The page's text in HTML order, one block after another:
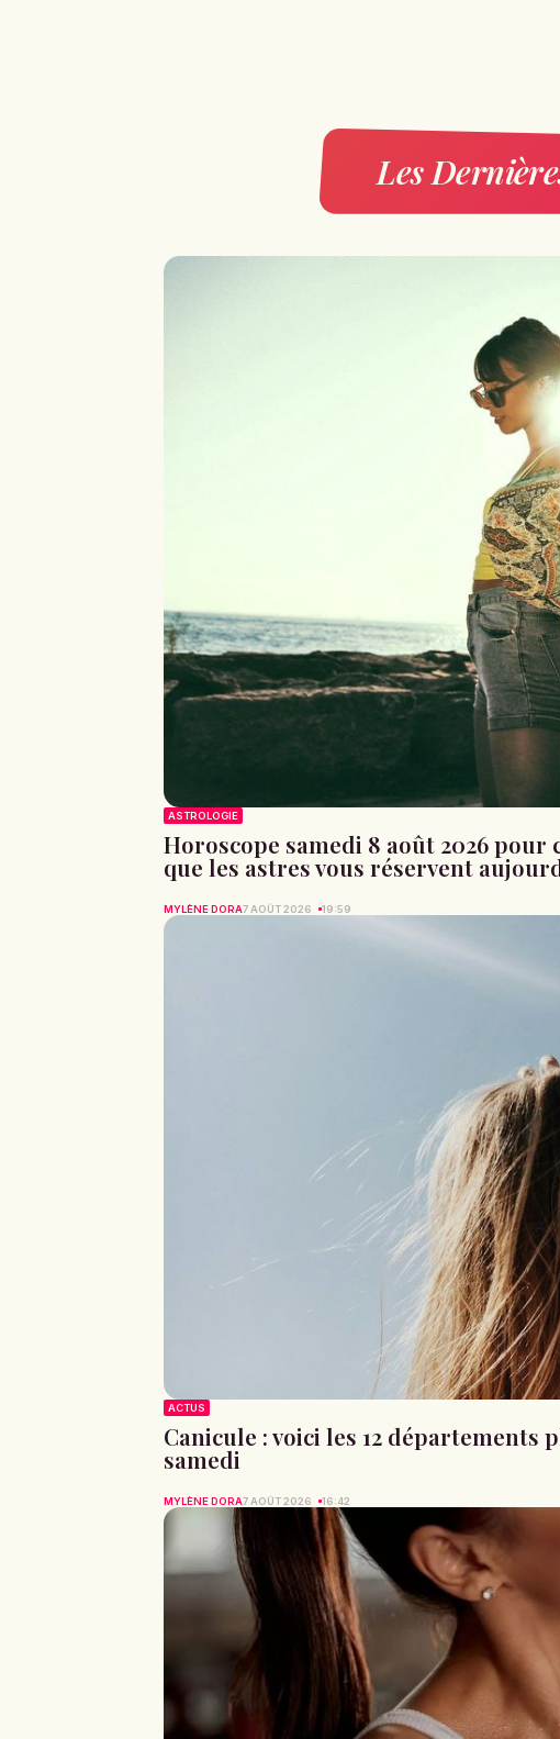
Les
ASTROLOGIE
Horoscope samedi 8 août 2026
que les astres vous réservent
MYLÈNE DORA7 AOÛT 2026 19:59
ACTUS
Canicule : voici les 12 départements
samedi
MYLÈNE DORA7 AOÛT 2026 16:42